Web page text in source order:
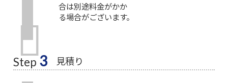
合は別途料金がかか
る場合がございます。
Step 3 見積り